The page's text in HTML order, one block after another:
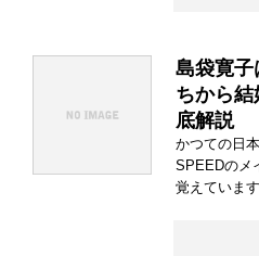
島袋寛子
ちから
底解説
かつての日
SPEEDのメ
覚えていま